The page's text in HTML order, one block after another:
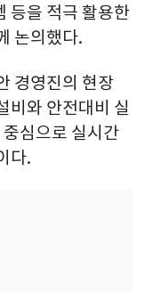
등을 적극 활용한
논의했다.
경영진의 현장
비와 안전대비 실
심으로 실시간
다.